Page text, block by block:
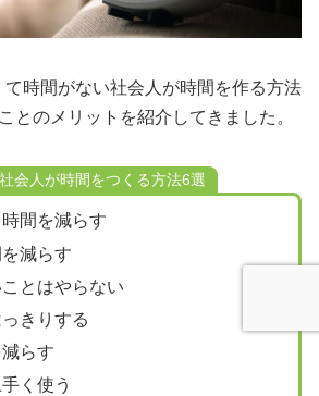
て時間がない社会人が時間を作る方法
とのメリットを紹介してきました。
会人が時間をつくる方法6選
間を減らす
減らす
とはやらない
きりする
らす
く使う